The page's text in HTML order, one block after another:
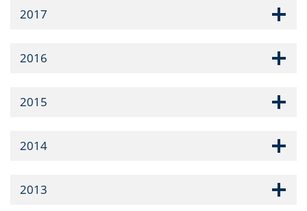
2017
2016
2015
2014
2013